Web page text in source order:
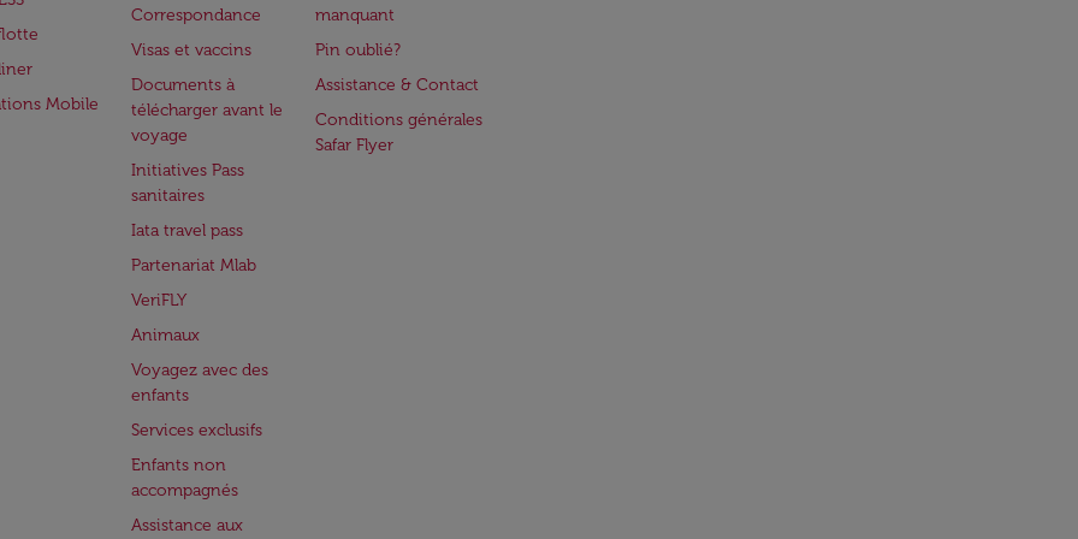
Mobile
Correspondance
Visas et vaccins
Documents à
télécharger avant le
voyage
Initiatives Pass
sanitaires
Iata travel pass
Partenariat Mlab
VeriFLY
Animaux
Voyagez avec des
enfants
Services exclusifs
Enfants non
accompagnés
Assistance aux
manquant
Pin oublié?
Assistance & Contact
Conditions générales
Safar Flyer